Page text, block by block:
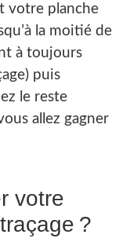
votre planche
la moitié de
à toujours
puis
le reste
allez gagner
votre
?